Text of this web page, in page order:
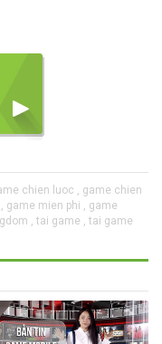
chien luoc , game chien
game mien phi , game
, tai game , tai game